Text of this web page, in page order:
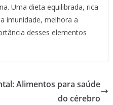
Uma dieta equilibrada, rica
imunidade, melhora a
desses elementos
Alimentos para saúde
do cérebro